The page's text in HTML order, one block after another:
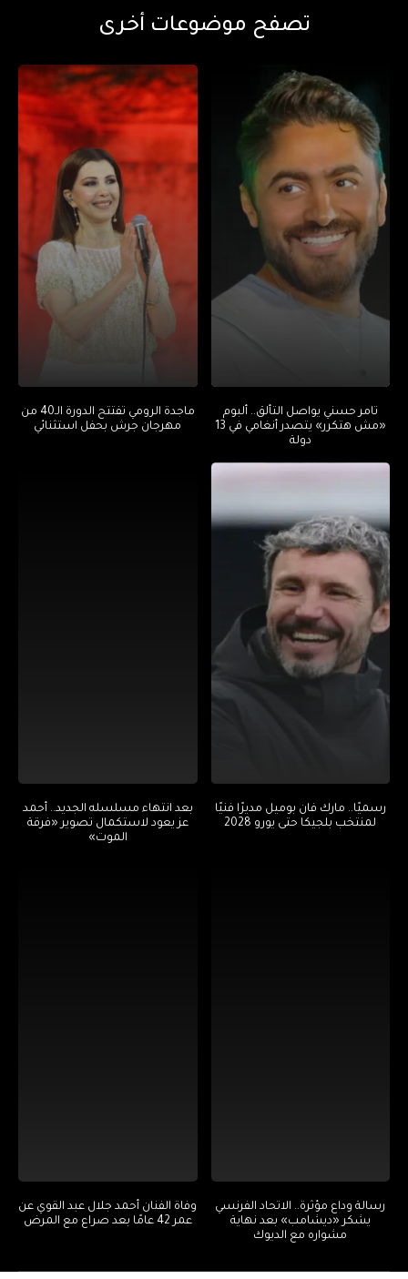
تصفح موضوعات أخرى
تامر حسني يواصل التألق.. ألبوم
«مش هتكرر» يتصدر أنغامي في 13
دولة
ماجدة الرومي تفتتح الدورة الـ40 من
مهرجان جرش بحفل استثنائي
رسميًا.. مارك فان بوميل مديرًا فنيًا
لمنتخب بلجيكا حتى يورو 2028
بعد انتهاء مسلسله الجديد.. أحمد
عز يعود لاستكمال تصوير «فرقة
الموت»
رسالة وداع مؤثرة.. الاتحاد الفرنسي
يشكر «ديشامب» بعد نهاية
مشواره مع الديوك
وفاة الفنان أحمد جلال عبد القوي عن
عمر 42 عامًا بعد صراع مع المرض